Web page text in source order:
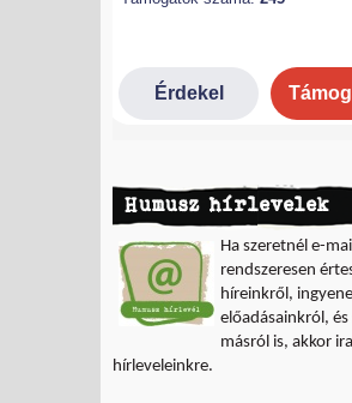
Humusz hírlevelek
Ha szeretnél e-
rendszeresen
híreinkről,
előadásainkról, és
másról is, akkor
hírleveleinkre.